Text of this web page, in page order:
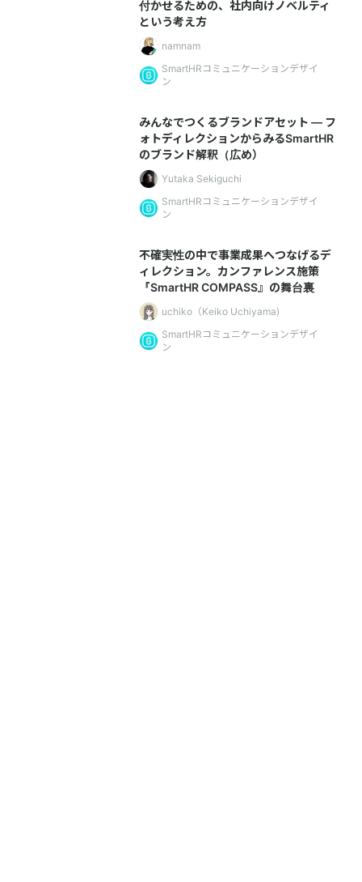
付かせるための、社内向けノベルティ
という考え方
namnam
SmartHRコミュニケーションデザイ
ン
みんなでつくるブランドアセット — フ
ォトディレクションからみるSmartHR
のブランド解釈（広め）
Yutaka Sekiguchi
SmartHRコミュニケーションデザイ
ン
不確実性の中で事業成果へつなげるデ
ィレクション。カンファレンス施策
『SmartHR COMPASS』の舞台裏
uchiko（Keiko Uchiyama)
SmartHRコミュニケーションデザイ
ン